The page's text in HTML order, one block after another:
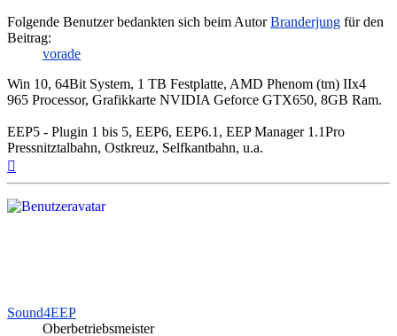
Folgende Benutzer bedankten sich beim AutorBranderjung für den
Beitrag:
vorade
Win 10, 64Bit System, 1 TB Festplatte, AMD Phenom (tm) IIx4
965 Processor, Grafikkarte NVIDIA Geforce GTX650, 8GB Ram.
EEP5 - Plugin 1 bis 5, EEP6, EEP6.1, EEP Manager 1.1Pro
Pressnitztalbahn, Ostkreuz, Selfkantbahn, u.a.
Sound4EEP
Oberbetriebsmeister